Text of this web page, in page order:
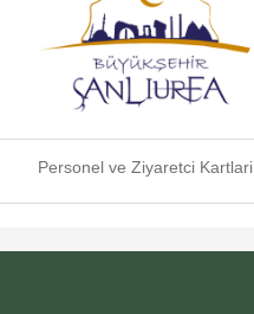
Personel ve Ziyaretci Kartlari